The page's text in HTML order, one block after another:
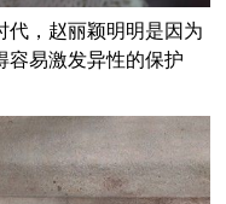
代，赵丽颖明明是因为
容易激发异性的保护